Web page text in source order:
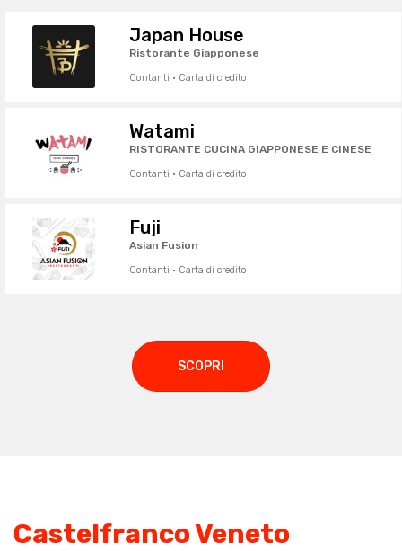
Japan House
Ristorante Giapponese
Contanti · Carta di credito
Watami
RISTORANTE CUCINA GIAPPONESE E CINESE
Contanti · Carta di credito
Fuji
Asian Fusion
Contanti · Carta di credito
SCOPRI
Castelfranco Veneto